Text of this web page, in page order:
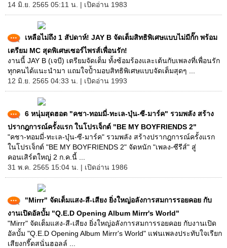
14 มิ.ย. 2565 05:11 น. | เปิดอ่าน 1983
เหลือไม่ถึง 1 สัปดาห์! JAY B จัดเต็มสิทธิพิเศษแบบไม่มีกั๊ก พร้อม
เตรียม MC สุดพิเศษเซอร์ไพรส์เพื่อนรัก!
งานนี้ JAY B (เจบี) เตรียมจัดเต็ม ทั้งซ้อมร้องและเต้นกับเพลงที่เพื่อนรัก
ทุกคนได้แนะนำมา แถมใจป้ำมอบสิทธิพิเศษแบบจัดเต็มสุดๆ ...
12 มิ.ย. 2565 04:33 น. | เปิดอ่าน 1993
6 หนุ่มสุดฮอต "คชา-ทอมมี่-ทะเล-บุ๋น-ซี-มาร์ค" รวมพลัง สร้าง
ปรากฎการณ์ครั้งแรก ในโปรเจ็กต์ "BE MY BOYFRIENDS 2"
"คชา-ทอมมี่-ทะเล-บุ๋น-ซี-มาร์ค" รวมพลัง สร้างปรากฎการณ์ครั้งแรก
ในโปรเจ็กต์ "BE MY BOYFRIENDS 2" จัดหนัก "เพลง-ซีรีส์" สู่
คอนเสิร์ตใหญ่ 2 ก.ค.นี้ ...
31 พ.ค. 2565 15:04 น. | เปิดอ่าน 1986
"Mirrr" จัดเต็มแสง-สี-เสียง ยิ่งใหญ่อลังการสมการรอยคอย กับ
งานเปิดอัลบั้ม "Q.E.D Opening Album Mirrr's World"
"Mirrr" จัดเต็มแสง-สี-เสียง ยิ่งใหญ่อลังการสมการรอยคอย กับงานเปิด
อัลบั้ม "Q.E.D Opening Album Mirrr's World" แฟนเพลงประทับใจเรียก
เสียงกรี๊ดสนั่นฮอลล์ ...